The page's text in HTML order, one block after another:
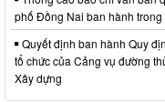
phố Đồng Nai ban hành
Quyết định ban hành Quy
tổ chức của Cảng vụ đường
Xây dựng